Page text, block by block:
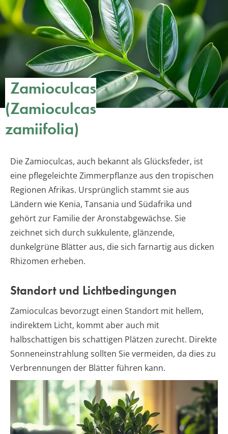
Zamioculcas
(Zamioculcas
zamiifolia)
Die Zamioculcas, auch bekannt als Glücksfeder, ist
eine pflegeleichte Zimmerpflanze aus den tropischen
Regionen Afrikas. Ursprünglich stammt sie aus
Ländern wie Kenia, Tansania und Südafrika und
gehört zur Familie der Aronstabgewächse. Sie
zeichnet sich durch sukkulente, glänzende,
dunkelgrüne Blätter aus, die sich farnartig aus dicken
Rhizomen erheben.
Standort und Lichtbedingungen
Zamioculcas bevorzugt einen Standort mit hellem,
indirektem Licht, kommt aber auch mit
halbschattigen bis schattigen Plätzen zurecht. Direkte
Sonneneinstrahlung sollten Sie vermeiden, da dies zu
Verbrennungen der Blätter führen kann.